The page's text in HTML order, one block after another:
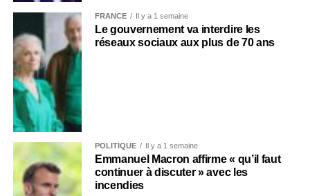
FRANCE Il y a 1 semaine
Le gouvernement va interdire les
réseaux sociaux aux plus de 70 ans
POLITIQUE Il y a 1 semaine
Emmanuel Macron affirme « qu’il faut
continuer à discuter » avec les
incendies